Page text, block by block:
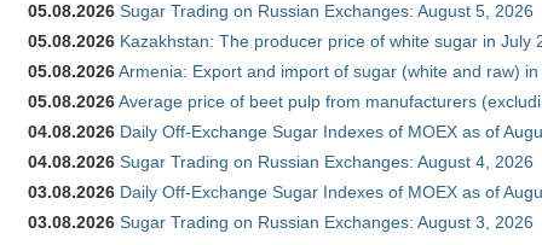
05.08.2026 Sugar Trading on Russian Exchanges: August 5, 2026
05.08.2026 Kazakhstan: The producer price of white sugar in July
05.08.2026Armenia: Export and import of sugar (white and raw)
05.08.2026Average price of beet pulp from manufacturers
04.08.2026 Daily Off-Exchange Sugar Indexes of MOEX as of
04.08.2026 Sugar Trading on Russian Exchanges: August 4, 2026
03.08.2026 Daily Off-Exchange Sugar Indexes of MOEX as of
03.08.2026 Sugar Trading on Russian Exchanges: August 3, 2026